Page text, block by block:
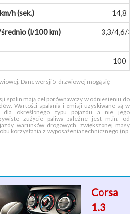
h (sek.) 14,8
(l/100 km) 3,3/4,6/
100
Dane wersji 5-drzwiowej mogą się
spalin mają cel porównawczy w odniesieniu do
Wartości spalania i emisji uzyskiwane są w
dla określonego typu pojazdu a nie jego
zużycie paliwa zależne jest m.in. od
warunków drogowych, zwiększonej masy
korzystania z wyposażenia technicznego (np.
Corsa
1.3